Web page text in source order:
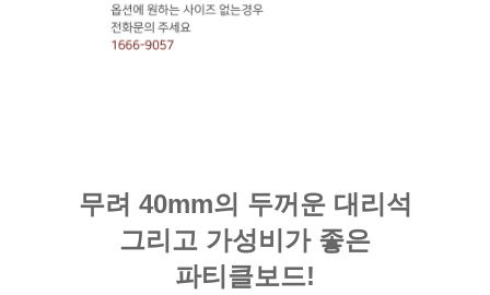
무려 40mm의 두꺼운 대리석
그리고 가성비가 좋은
파티클보드!